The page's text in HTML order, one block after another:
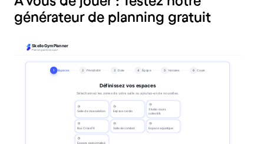
générateur de planning gratuit